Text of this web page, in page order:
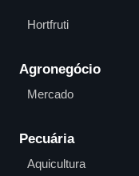
Hortfruti
Agronegócio
Mercado
Pecuária
Aquicultura